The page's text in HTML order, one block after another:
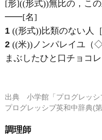
[形]((形式))無比の，こ
━━[名]
1 ((形式))比類のない人
2 ((米))ノンパレイユ（
まぶしたひと口チョコレ
出典 小学館「プログレッシ
プログレッシブ英和中辞典
調理師